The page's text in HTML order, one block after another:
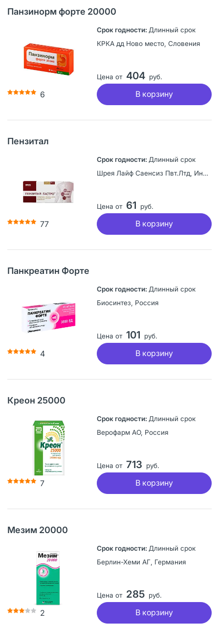
Панзинорм форте 20000
6
Длинный срок
КРКА дд Ново место, Словения
Цена от 404 руб.
В корзину
Пензитал
77
Длинный срок
Шрея Лайф Саенсиз Пвт.Лтд, Индия
Цена от 61 руб.
В корзину
Панкреатин Форте
4
Длинный срок
Биосинтез, Россия
Цена от 101 руб.
В корзину
Креон 25000
7
Длинный срок
Верофарм АО, Россия
Цена от 713 руб.
В корзину
Мезим 20000
2
Длинный срок
Берлин-Хеми АГ, Германия
Цена от 285 руб.
В корзину